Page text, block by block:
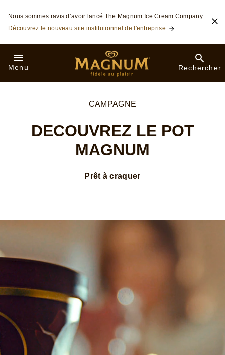
Skip to:
Nous sommes ravis d’avoir lancé The Magnum Ice Cream Company.
Découvrez le nouveau site institutionnel de l'entreprise
Menu Rechercher
CAMPAGNE
DECOUVREZ LE POT
MAGNUM
Prêt à craquer